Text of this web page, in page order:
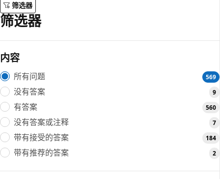
筛选器
筛选器
内容
所有问题 569
没有答案 9
有答案 560
没有答案或注释 7
带有接受的答案 184
带有推荐的答案 2